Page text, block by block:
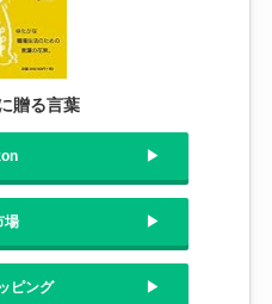
贈る言葉
場
ピング